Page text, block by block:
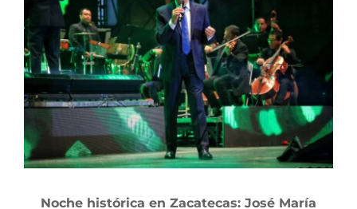
Image
Noche histórica en Zacatecas: José María